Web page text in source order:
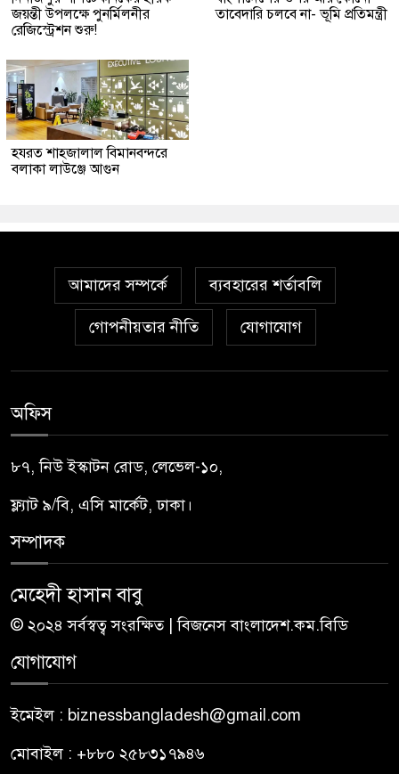
জয়ন্তী উপলক্ষে পুনর্মিলনীর
রেজিস্ট্রেশন শুরু!
তাবেদারি চলবে না- ভূমি প্রতিমন্ত্রী
হযরত শাহজালাল বিমানবন্দরে
বলাকা লাউঞ্জে আগুন
আমাদের সম্পর্কে ব্যবহারের শর্তাবলি
গোপনীয়তার নীতি যোগাযোগ
অফিস
৮৭, নিউ ইস্কাটন রোড, লেভেল-১০,
ফ্ল্যাট ৯/বি, এসি মার্কেট, ঢাকা।
সম্পাদক
মেহেদী হাসান বাবু
© ২০২৪ সর্বস্বত্ব সংরক্ষিত | বিজনেস বাংলাদেশ.কম.বিডি
যোগাযোগ
ইমেইল : biznessbangladesh@gmail.com
মোবাইল : +৮৮০ ২৫৮৩১৭৯৪৬